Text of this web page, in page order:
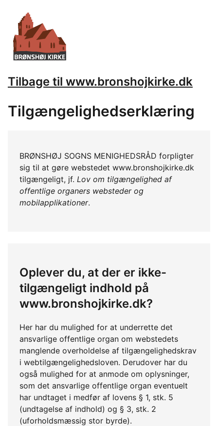
Tilbage til www.bronshojkirke.dk
Tilgængelighedserklæring
BRØNSHØJ SOGNS MENIGHEDSRÅD forpligter
sig til at gøre webstedet www.bronshojkirke.dk
tilgængeligt, jf. Lov om tilgængelighed af
offentlige organers websteder og
mobilapplikationer.
Oplever du, at der er ikke-
tilgængeligt indhold på
www.bronshojkirke.dk?
Her har du mulighed for at underrette det
ansvarlige offentlige organ om webstedets
manglende overholdelse af tilgængelighedskrav
i webtilgængelighedsloven. Derudover har du
også mulighed for at anmode om oplysninger,
som det ansvarlige offentlige organ eventuelt
har undtaget i medfør af lovens § 1, stk. 5
(undtagelse af indhold) og § 3, stk. 2
(uforholdsmæssig stor byrde).